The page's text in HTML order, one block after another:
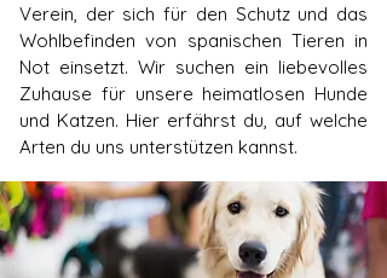
Verein, der sich für den Schutz und das
Wohlbefinden von spanischen Tieren in
Not einsetzt. Wir suchen ein liebevolles
Zuhause für unsere heimatlosen Hunde
und Katzen. Hier erfährst du, auf welche
Arten du uns unterstützen kannst.